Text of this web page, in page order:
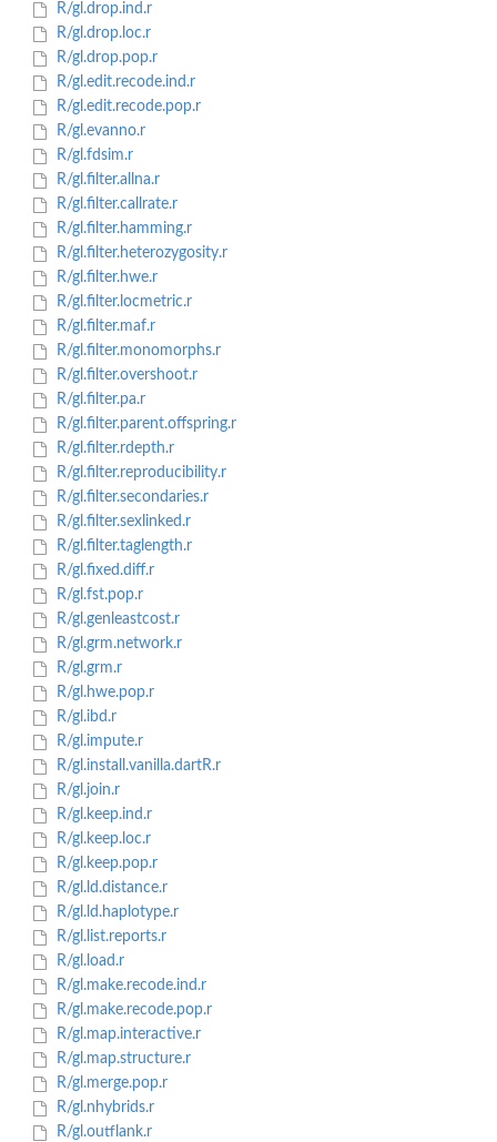
R/gl.drop.ind.r
R/gl.drop.loc.r
R/gl.drop.pop.r
R/gl.edit.recode.ind.r
R/gl.edit.recode.pop.r
R/gl.evanno.r
R/gl.fdsim.r
R/gl.filter.allna.r
R/gl.filter.callrate.r
R/gl.filter.hamming.r
R/gl.filter.heterozygosity.r
R/gl.filter.hwe.r
R/gl.filter.locmetric.r
R/gl.filter.maf.r
R/gl.filter.monomorphs.r
R/gl.filter.overshoot.r
R/gl.filter.pa.r
R/gl.filter.parent.offspring.r
R/gl.filter.rdepth.r
R/gl.filter.reproducibility.r
R/gl.filter.secondaries.r
R/gl.filter.sexlinked.r
R/gl.filter.taglength.r
R/gl.fixed.diff.r
R/gl.fst.pop.r
R/gl.genleastcost.r
R/gl.grm.network.r
R/gl.grm.r
R/gl.hwe.pop.r
R/gl.ibd.r
R/gl.impute.r
R/gl.install.vanilla.dartR.r
R/gl.join.r
R/gl.keep.ind.r
R/gl.keep.loc.r
R/gl.keep.pop.r
R/gl.ld.distance.r
R/gl.ld.haplotype.r
R/gl.list.reports.r
R/gl.load.r
R/gl.make.recode.ind.r
R/gl.make.recode.pop.r
R/gl.map.interactive.r
R/gl.map.structure.r
R/gl.merge.pop.r
R/gl.nhybrids.r
R/gl.outflank.r